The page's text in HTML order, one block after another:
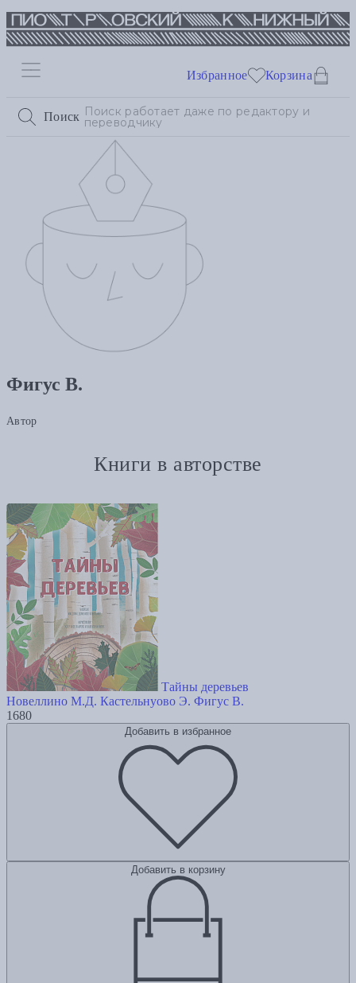
Поиск
Избранное Корзина
Фигус В.
Автор
Книги в авторстве
Тайны деревьев
Новеллино М.Д. Кастельнуово Э. Фигус В.
1680
Добавить в избранное
Добавить в корзину